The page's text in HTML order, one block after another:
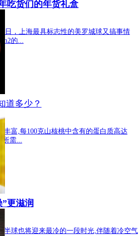
吃货们的年货礼盒
日，上海最具标志性的美罗城球又搞事情
的...
道多少？
富,每100克山核桃中含有的蛋白质高达
所需...
更滋润
球也将迎来最冷的一段时光,伴随着冷空气